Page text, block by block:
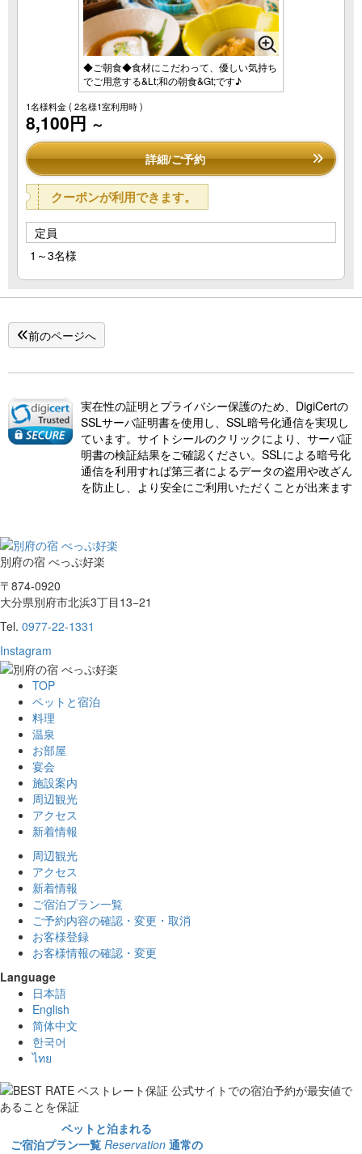
◆ご朝食◆食材にこだわって、優しい気持ち
でご用意する&Lt;和の朝食&Gt;です♪
1名様料金( 2名様1室利用時 )
8,100円 ～
詳細/ご予約
クーポンが利用できます。
定員
1～3名様
前のページへ
実在性の証明とプライバシー保護のため、DigiCertの
SSLサーバ証明書を使用し、SSL暗号化通信を実現し
ています。サイトシールのクリックにより、サーバ証
明書の検証結果をご確認ください。SSLによる暗号化
通信を利用すれば第三者によるデータの盗用や改ざん
を防止し、より安全にご利用いただくことが出来ます
別府の宿 べっぷ好楽
〒874-0920
大分県別府市北浜3丁目13−21
Tel. 0977-22-1331
Instagram
TOP
ペットと宿泊
料理
温泉
お部屋
宴会
施設案内
周辺観光
アクセス
新着情報
周辺観光
アクセス
新着情報
ご宿泊プラン一覧
ご予約内容の確認・変更・取消
お客様登録
お客様情報の確認・変更
Language
日本語
English
简体中文
한국어
ไทย
ペットと泊まれる
ご宿泊プラン一覧 Reservation 通常の